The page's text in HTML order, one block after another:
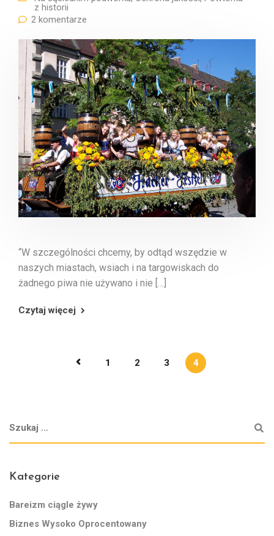
z historii
2 komentarze
“W szczególności chcemy, by odtąd wszędzie w
naszych miastach, wsiach i na targowiskach do
żadnego piwa nie używano i nie […]
Czytaj więcej
1 2 3 4
Kategorie
Bareizm ciągle żywy
Biznes Wysoko Oprocentowany